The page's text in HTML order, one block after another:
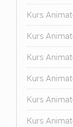
Kurs
Kurs
Kurs
Kurs
Kurs
Kurs